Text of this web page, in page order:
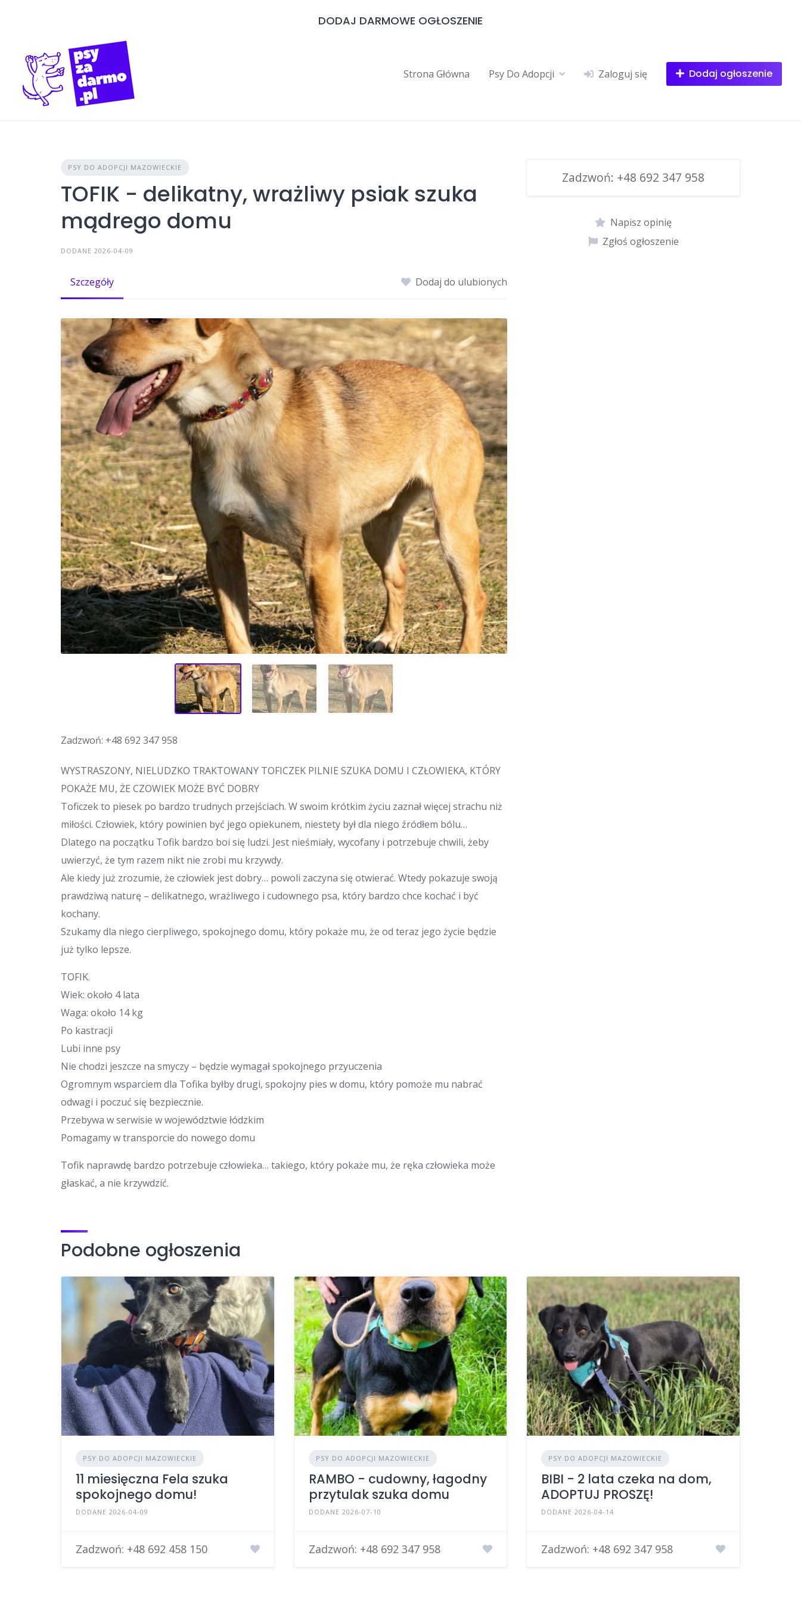
DODAJ DARMOWE OGŁOSZENIE
Strona Główna Psy Do Adopcji Zaloguj się Dodaj ogłoszenie
PSY DO ADOPCJI MAZOWIECKIE
TOFIK - delikatny, wrażliwy psiak szuka
mądrego domu
DODANE 2026-04-09
Szczegóły Dodaj do ulubionych
Zadzwoń: +48 692 347 958
WYSTRASZONY, NIELUDZKO TRAKTOWANY TOFICZEK PILNIE SZUKA DOMU I CZŁOWIEKA, KTÓRY
POKAŻE MU, ŻE CZOWIEK MOŻE BYĆ DOBRY
Toficzek to piesek po bardzo trudnych przejściach. W swoim krótkim życiu zaznał więcej strachu niż
miłości. Człowiek, który powinien być jego opiekunem, niestety był dla niego źródłem bólu…
Dlatego na początku Tofik bardzo boi się ludzi. Jest nieśmiały, wycofany i potrzebuje chwili, żeby
uwierzyć, że tym razem nikt nie zrobi mu krzywdy.
Ale kiedy już zrozumie, że człowiek jest dobry… powoli zaczyna się otwierać. Wtedy pokazuje swoją
prawdziwą naturę – delikatnego, wrażliwego i cudownego psa, który bardzo chce kochać i być
kochany.
Szukamy dla niego cierpliwego, spokojnego domu, który pokaże mu, że od teraz jego życie będzie
już tylko lepsze.
TOFIK.
Wiek: około 4 lata
Waga: około 14 kg
Po kastracji
Lubi inne psy
Nie chodzi jeszcze na smyczy – będzie wymagał spokojnego przyuczenia
Ogromnym wsparciem dla Tofika byłby drugi, spokojny pies w domu, który pomoże mu nabrać
odwagi i poczuć się bezpiecznie.
Przebywa w serwisie w województwie łódzkim
Pomagamy w transporcie do nowego domu
Tofik naprawdę bardzo potrzebuje człowieka… takiego, który pokaże mu, że ręka człowieka może
głaskać, a nie krzywdzić.
Zadzwoń: +48 692 347 958
Napisz opinię
Zgłoś ogłoszenie
Podobne ogłoszenia
PSY DO ADOPCJI MAZOWIECKIE
11 miesięczna Fela szuka
spokojnego domu!
DODANE 2026-04-09
Zadzwoń: +48 692 458 150
PSY DO ADOPCJI MAZOWIECKIE
RAMBO - cudowny, łagodny
przytulak szuka domu
DODANE 2026-07-10
Zadzwoń: +48 692 347 958
PSY DO ADOPCJI MAZOWIECKIE
BIBI - 2 lata czeka na dom,
ADOPTUJ PROSZĘ!
DODANE 2026-04-14
Zadzwoń: +48 692 347 958